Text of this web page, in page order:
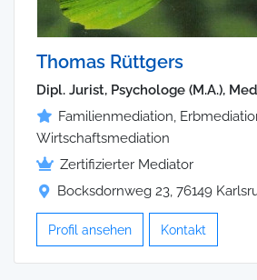
Thomas Rüttgers
Dipl. Jurist, Psychologe (M.A.),
Familienmediation,
Wirtschaftsmediation
Zertifizierter Mediator
Bocksdornweg 23, 76149
Profil ansehen Kontakt